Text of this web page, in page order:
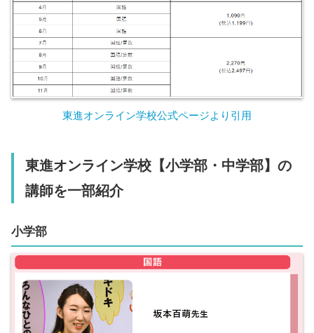
東進オンライン学校公式ページより引用
東進オンライン学校【小学部・中学部】の
講師を一部紹介
小学部